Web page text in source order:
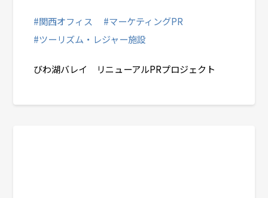
びわ湖バレイ リニューアルPRプロジェクト
#関西オフィス
#マーケティングPR
#ツーリズム・レジャー施設